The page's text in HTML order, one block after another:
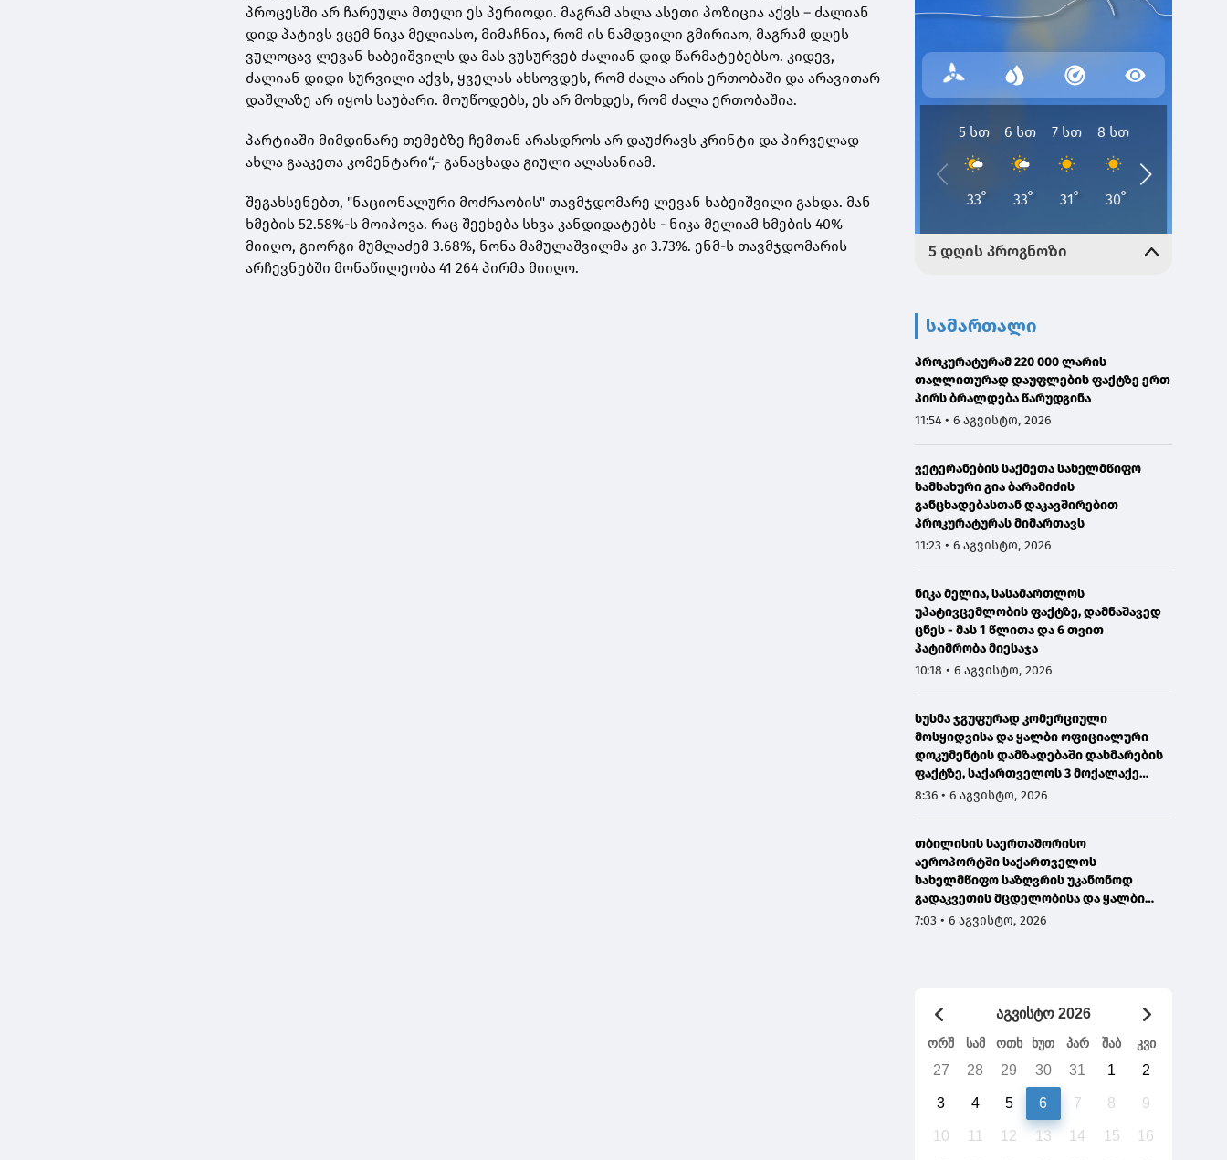
პროცესში არ ჩარეულა მთელი ეს პერიოდი. მაგრამ ახლა ასეთი პოზიცია აქვს – ძალიან
დიდ პატივს ვცემ ნიკა მელიასო, მიმაჩნია, რომ ის ნამდვილი გმირიაო, მაგრამ დღეს
ვულოცავ ლევან ხაბეიშვილს და მას ვუსურვებ ძალიან დიდ წარმატებებსო. კიდევ,
ძალიან დიდი სურვილი აქვს, ყველას ახსოვდეს, რომ ძალა არის ერთობაში და არავითარ
დაშლაზე არ იყოს საუბარი. მოუწოდებს, ეს არ მოხდეს, რომ ძალა ერთობაშია.
პარტიაში მიმდინარე თემებზე ჩემთან არასდროს არ დაუძრავს კრინტი და პირველად
ახლა გააკეთა კომენტარი“,- განაცხადა გიული ალასანიამ.
შეგახსენებთ, "ნაციონალური მოძრაობის" თავმჯდომარე ლევან ხაბეიშვილი გახდა. მან
ხმების 52.58%-ს მოიპოვა. რაც შეეხება სხვა კანდიდატებს - ნიკა მელიამ ხმების 40%
მიიღო, გიორგი მუმლაძემ 3.68%, ნონა მამულაშვილმა კი 3.73%. ენმ-ს თავმჯდომარის
არჩევნებში მონაწილეობა 41 264 პირმა მიიღო.
სამართალი
პროკურატურამ 220 000 ლარის
თაღლითურად დაუფლების ფაქტზე ერთ
პირს ბრალდება წარუდგინა
11:54 • 6 აგვისტო, 2026
ვეტერანების საქმეთა სახელმწიფო
სამსახური გია ბარამიძის
განცხადებასთან დაკავშირებით
პროკურატურას მიმართავს
11:23 • 6 აგვისტო, 2026
ნიკა მელია, სასამართლოს
უპატივცემლობის ფაქტზე, დამნაშავედ
ცნეს - მას 1 წლითა და 6 თვით
პატიმრობა მიესაჯა
10:18 • 6 აგვისტო, 2026
სუსმა ჯგუფურად კომერციული
მოსყიდვისა და ყალბი ოფიციალური
დოკუმენტის დამზადებაში დახმარების
ფაქტზე, საქართველოს 3 მოქალაქე
დააკავა
8:36 • 6 აგვისტო, 2026
თბილისის საერთაშორისო
აეროპორტში საქართველოს
სახელმწიფო საზღვრის უკანონოდ
გადაკვეთის მცდელობისა და ყალბი
დოკუმენტების გამოყენების
7:03 • 6 აგვისტო, 2026
აგვისტო 2026
ორშ სამ ოთხ ხუთ პარ შაბ კვი
27 28 29 30 31 1 2
3 4 5 6 7 8 9
10 11 12 13 14 15 16